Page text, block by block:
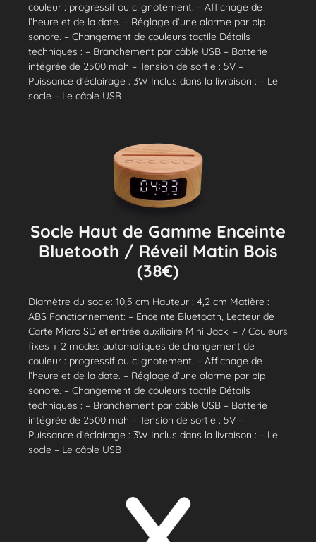
couleur : progressif ou clignotement. – Affichage de
l’heure et de la date. – Réglage d’une alarme par bip
sonore. – Changement de couleurs tactile Détails
techniques : – Branchement par câble USB – Batterie
intégrée de 2500 mah – Tension de sortie : 5V –
Puissance d’éclairage : 3W Inclus dans la livraison : – Le
socle – Le câble USB
Socle Haut de Gamme Enceinte
Bluetooth / Réveil Matin Bois
(38€)
Diamètre du socle: 10,5 cm Hauteur : 4,2 cm Matière :
ABS Fonctionnement: – Enceinte Bluetooth, Lecteur de
Carte Micro SD et entrée auxiliaire Mini Jack. – 7 Couleurs
fixes + 2 modes automatiques de changement de
couleur : progressif ou clignotement. – Affichage de
l’heure et de la date. – Réglage d’une alarme par bip
sonore. – Changement de couleurs tactile Détails
techniques : – Branchement par câble USB – Batterie
intégrée de 2500 mah – Tension de sortie : 5V –
Puissance d’éclairage : 3W Inclus dans la livraison : – Le
socle – Le câble USB